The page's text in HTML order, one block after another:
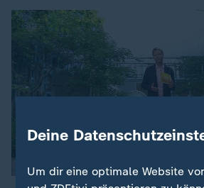
Deine
Um dir eine optimale Website